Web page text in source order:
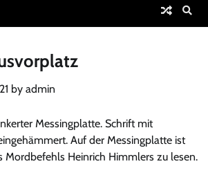
by admin
Messingplatte. Schrift mit
Auf der Messingplatte ist
Mordbefehls Heinrich Himmlers zu lesen.